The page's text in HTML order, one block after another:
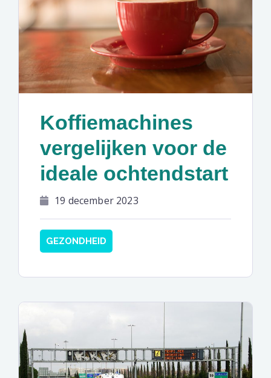
Koffiemachines
vergelijken voor de
ideale ochtendstart
19 december 2023
GEZONDHEID